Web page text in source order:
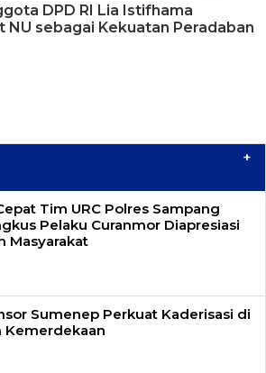
DPD RI Lia Istifhama
NU sebagai Kekuatan Peradaban
+
Tim URC Polres Sampang
Pelaku Curanmor Diapresiasi
Masyarakat
Sumenep Perkuat Kaderisasi di
Kemerdekaan